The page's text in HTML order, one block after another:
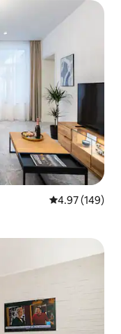
औसत रेटिंग 5 में से
4.97 (149)